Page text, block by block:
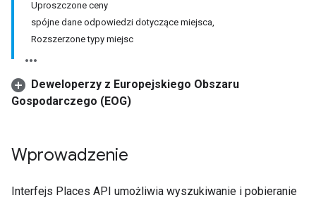
Uproszczone ceny
spójne dane odpowiedzi dotyczące miejsca,
Rozszerzone typy miejsc
Deweloperzy z Europejskiego Obszaru
Gospodarczego (EOG)
Wprowadzenie
Interfejs Places API umożliwia wyszukiwanie i pobieranie